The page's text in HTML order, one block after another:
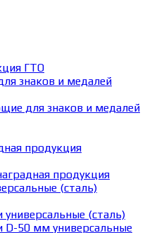
ГТО
знаков и медалей
для знаков и медалей
продукция
продукция
(сталь)
универсальные (сталь)
D-50 мм универсальные